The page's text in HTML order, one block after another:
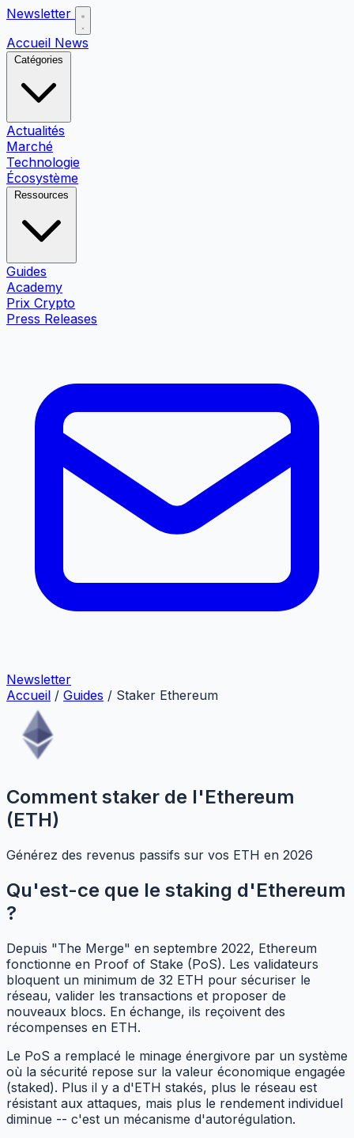
Newsletter
Accueil News
Catégories
Actualités
Marché
Technologie
Écosystème
Ressources
Guides
Academy
Prix Crypto
Press Releases
Newsletter
Accueil / Guides / Staker Ethereum
Comment staker de l'Ethereum
(ETH)
Générez des revenus passifs sur vos ETH en 2026
Qu'est-ce que le staking d'Ethereum
?
Depuis "The Merge" en septembre 2022, Ethereum
fonctionne en Proof of Stake (PoS). Les validateurs
bloquent un minimum de 32 ETH pour sécuriser le
réseau, valider les transactions et proposer de
nouveaux blocs. En échange, ils reçoivent des
récompenses en ETH.
Le PoS a remplacé le minage énergivore par un système
où la sécurité repose sur la valeur économique engagée
(staked). Plus il y a d'ETH stakés, plus le réseau est
résistant aux attaques, mais plus le rendement individuel
diminue -- c'est un mécanisme d'autorégulation.